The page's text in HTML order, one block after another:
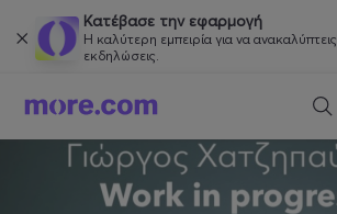
Κατέβασε την εφαρμογή
Η καλύτερη εμπειρία για να ανακαλύπτεις
εκδηλώσεις.